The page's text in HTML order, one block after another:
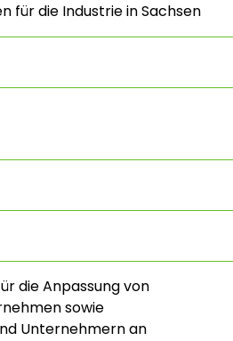
für die Industrie in Sachsen
die Anpassung von
sowie
Unternehmern an